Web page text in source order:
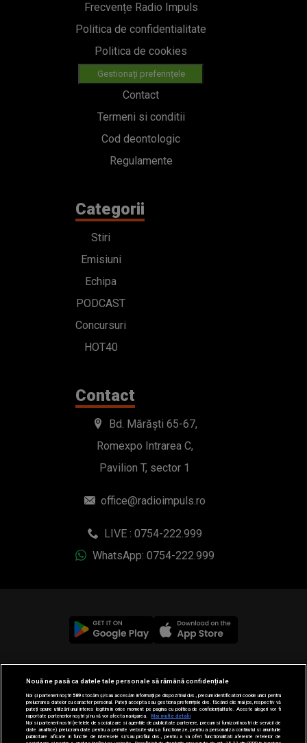
Frecvențe Radio Impuls
Politica de confidentialitate
Politica de cookies
Gestionați preferințele
Contact
Termeni si conditii
Cod deontologic
Regulamente
Categorii
Stiri
Emisiuni
Echipa
PODCAST
Concursuri
HOT40
Contact
Bd. Mărăști 65-67,
Romexpo Intrarea C,
Pavilion T, sector 1
office@radioimpuls.ro
LIVE : 0754-222.999
WhatsApp: 0754-222.999
© 2019-2026 DOGAN MEDIA INTERNATIONAL SA, Toate
drepturile rezervate.
Nouă ne pasă ca datele tale personale să rămână confidențiale
Noi și partenerii noștri589stocăm și/sau accesăm informații pe dispozitivul dvs., precum identificatorii cookie unici pentru
prelucrarea datelor cu caracter personal. Puteți accepta sau gestiona preferințele dvs. făcând clic mai jos, respectiv vă
puteți opune utilizării unui interes legitim în orice moment pe pagina cu politica de confidențialitate. Aceste alegeri vor fi
raportate partenerilor noștri și nu vă vor afecta navigarea.
Mai multe detalii
Noi si partenerii nostri (retelele de socializare si agentiile de publicitate partenere, precum si furnizorii nostri de servicii de
date analitice) prelucram date pentru a permite website-ului sa functioneze, pentru a personaliza continutul si anunturile
publicitare afisate in functie de interesele si/sau profilul dvs., pentru a va oferi functionalitati aferente retelelor de